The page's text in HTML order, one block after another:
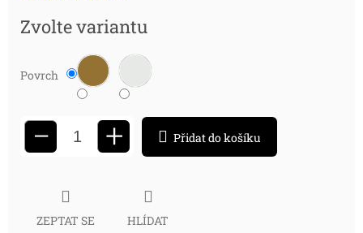
Zvolte variantu
Povrch
− + Přidat do košíku
ZEPTAT SE HLÍDAT